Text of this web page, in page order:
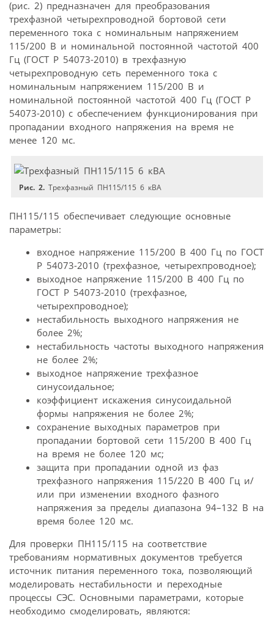
(рис. 2) предназначен для преобразования
трехфазной четырехпроводной бортовой сети
переменного тока с номинальным напряжением
115/200 В и номинальной постоянной частотой 400
Гц (ГОСТ Р 54073-2010) в трехфазную
четырехпроводную сеть переменного тока с
номинальным напряжением 115/200 B и
номинальной постоянной частотой 400 Гц (ГОСТ Р
54073-2010) с обеспечением функционирования при
пропадании входного напряжения на время не
менее 120 мс.
Рис. 2. Трехфазный ПН115/115 6 кВА
ПН115/115 обеспечивает следующие основные
параметры:
входное напряжение 115/200 В 400 Гц по ГОСТ
Р 54073-2010 (трехфазное, четырехпроводное);
выходное напряжение 115/200 В 400 Гц по
ГОСТ Р 54073-2010 (трехфазное,
четырехпроводное);
нестабильность выходного напряжения не
более 2%;
нестабильность частоты выходного напряжения
не более 2%;
выходное напряжение трехфазное
синусоидальное;
коэффициент искажения синусоидальной
формы напряжения не более 2%;
сохранение выходных параметров при
пропадании бортовой сети 115/200 В 400 Гц
на время не более 120 мс;
защита при пропадании одной из фаз
трехфазного напряжения 115/220 В 400 Гц и/
или при изменении входного фазного
напряжения за пределы диапазона 94–132 В на
время более 120 мс.
Для проверки ПН115/115 на соответствие
требованиям нормативных документов требуется
источник питания переменного тока, позволяющий
моделировать нестабильности и переходные
процессы СЭС. Основными параметрами, которые
необходимо смоделировать, являются: